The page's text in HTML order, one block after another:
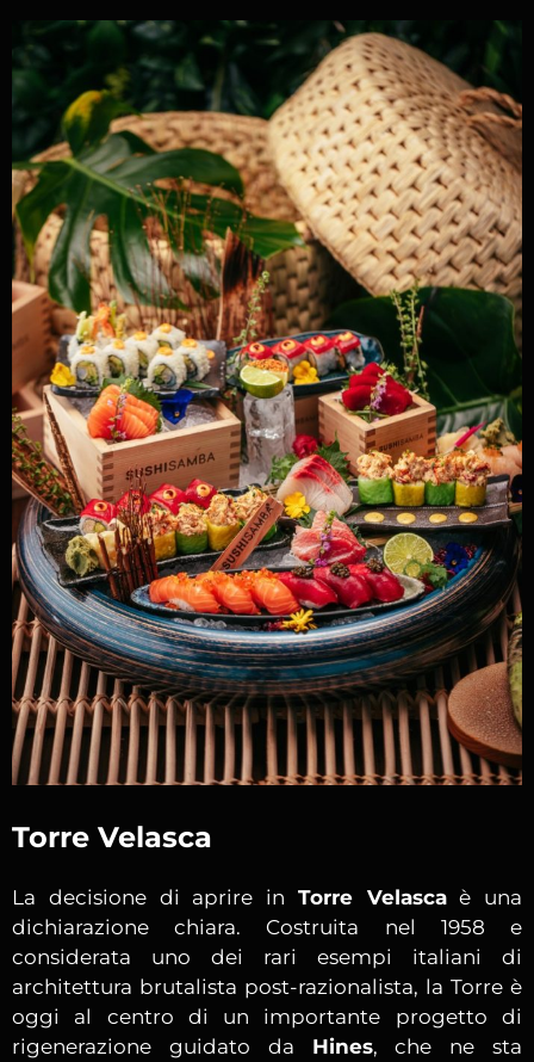
Torre Velasca
La decisione di aprire in Torre Velascaè una
dichiarazione chiara. Costruita nel 1958 e
considerata uno dei rari esempi italiani di
architettura brutalista post-razionalista, la Torre è
oggi al centro di un importante progetto di
rigenerazione guidato da Hines, che ne sta